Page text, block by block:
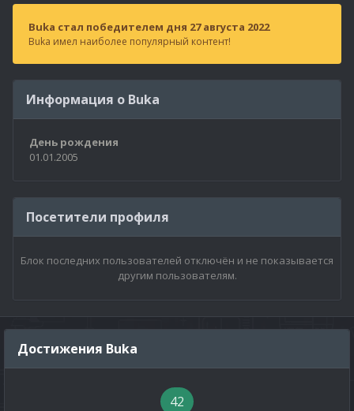
Buka стал победителем дня 27 августа 2022
Buka имел наиболее популярный контент!
Информация о Buka
День рождения
01.01.2005
Посетители профиля
Блок последних пользователей отключён и не показывается
другим пользователям.
Достижения Buka
42